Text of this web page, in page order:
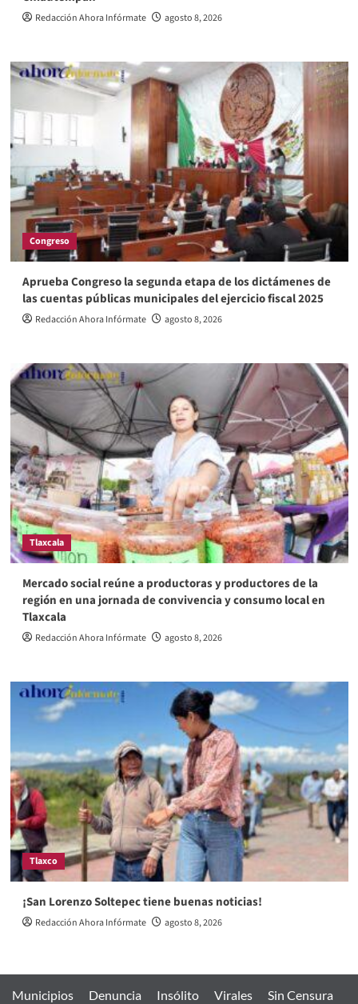
Redacción Ahora Infórmate agosto 8, 2026
Congreso
Aprueba Congreso la segunda etapa de los dictámenes de
las cuentas públicas municipales del ejercicio fiscal 2025
Redacción Ahora Infórmate agosto 8, 2026
Tlaxcala
Mercado social reúne a productoras y productores de la
región en una jornada de convivencia y consumo local en
Tlaxcala
Redacción Ahora Infórmate agosto 8, 2026
Tlaxco
¡San Lorenzo Soltepec tiene buenas noticias!
Redacción Ahora Infórmate agosto 8, 2026
Municipios Denuncia Insólito Virales Sin Censura